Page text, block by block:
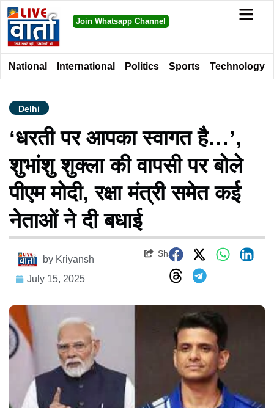
Join Whatsapp Channel
National International Politics Sports Technology
Delhi
‘धरती पर आपका स्वागत है…’,
शुभांशु शुक्ला की वापसी पर बोले
पीएम मोदी, रक्षा मंत्री समेत कई
नेताओं ने दी बधाई
by Kriyansh
July 15, 2025
Share